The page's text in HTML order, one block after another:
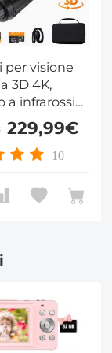
per visione
3D 4K,
a infrarossi
display,
zoom 8X,
da
per
Kentfaith
229,99€
10